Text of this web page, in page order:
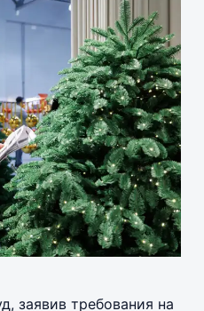
заявив требования на